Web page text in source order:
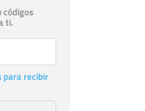
códigos
ti.
para recibir